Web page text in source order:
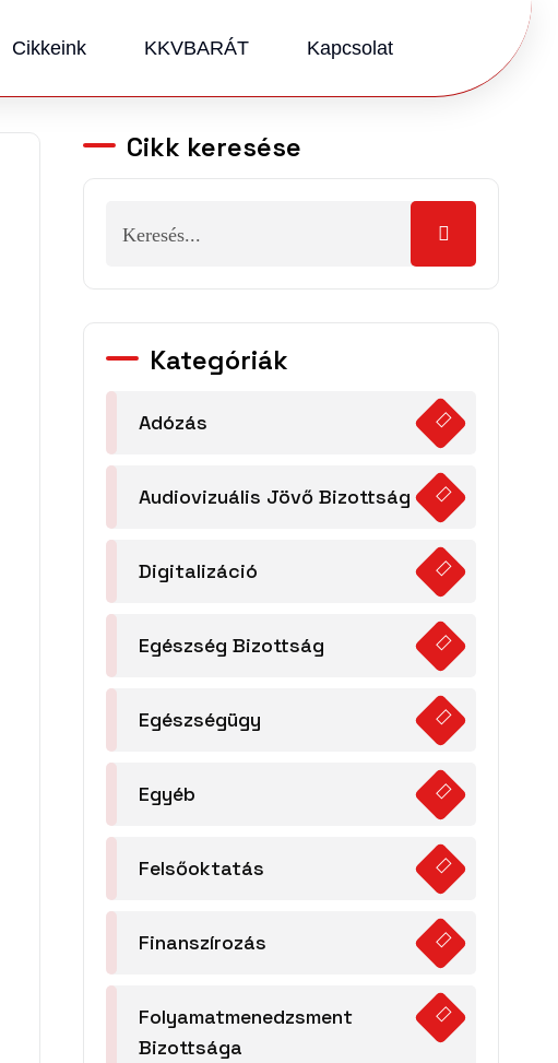
Cikkeink KKVBARÁT Kapcsolat
Cikk keresése
Kategóriák
Adózás
Audiovizuális Jövő Bizottság
Digitalizáció
Egészség Bizottság
Egészségügy
Egyéb
Felsőoktatás
Finanszírozás
Folyamatmenedzsment
Bizottsága